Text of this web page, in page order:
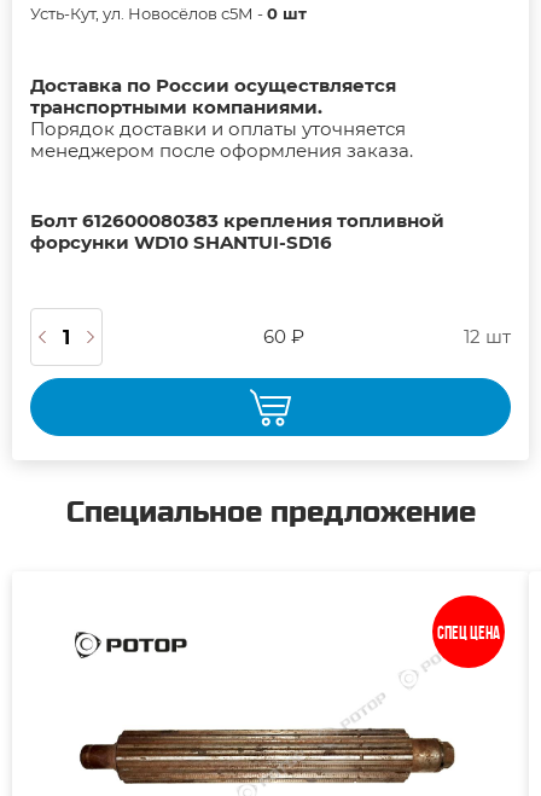
Усть-Кут, ул. Новосёлов с5М -0 шт
Доставка по России осуществляется
транспортными компаниями.
Порядок доставки и оплаты уточняется
менеджером после оформления заказа.
Болт 612600080383 крепления топливной
форсунки WD10 SHANTUI-SD16
60 ₽ 12 шт
Специальное предложение
Спец цена